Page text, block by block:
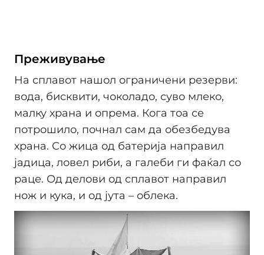
Преживување
На сплавот нашол ограничени резерви:
вода, бисквити, чоколадо, суво млеко,
малку храна и опрема. Кога тоа се
потрошило, почнал сам да обезбедува
храна. Со жица од батерија направил
јадица, ловел риби, а галеби ги фаќал со
раце. Од делови од сплавот направил
нож и кука, и од јута – облека.